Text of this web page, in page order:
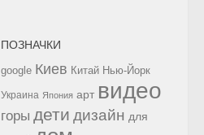
ПОЗНАЧКИ
google Киев Китай Нью-Йорк
Украина Япония арт видео
горы дети дизайн для